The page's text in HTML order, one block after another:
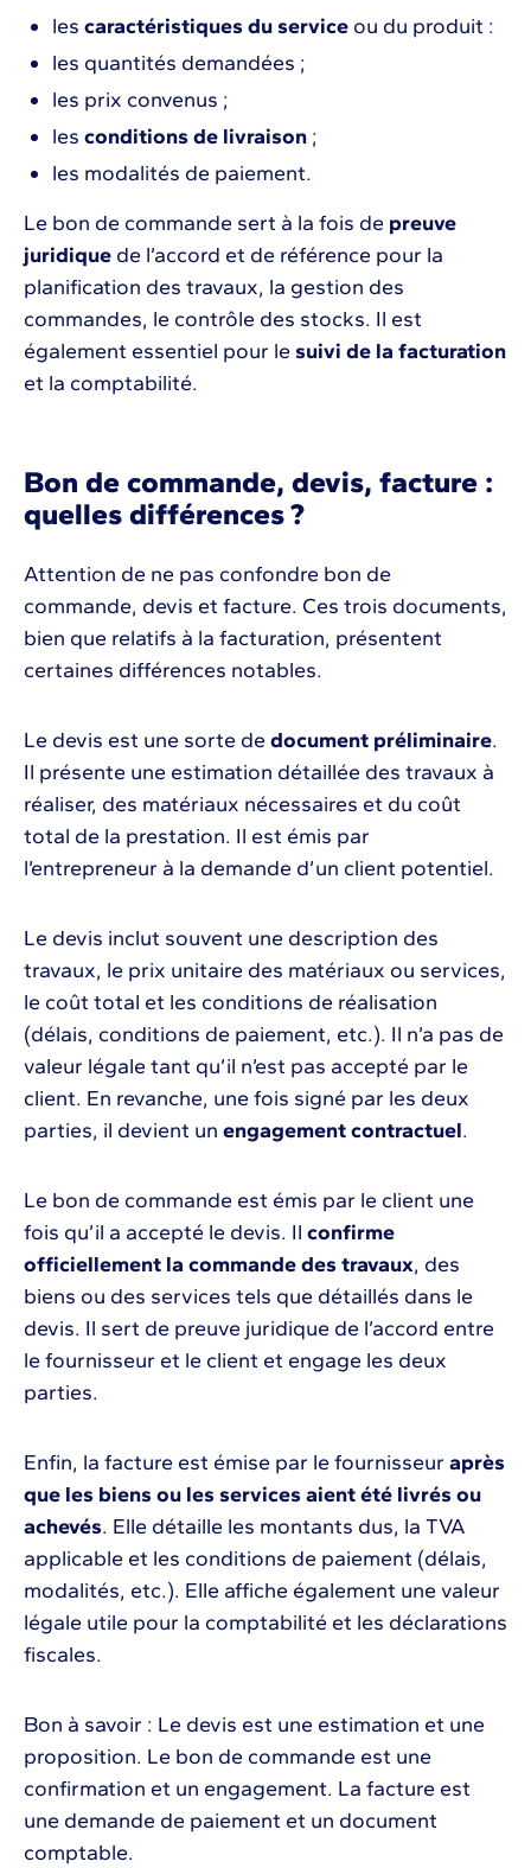
les caractéristiques du service ou du produit :
les quantités demandées ;
les prix convenus ;
les conditions de livraison ;
les modalités de paiement.
Le bon de commande sert à la fois de preuve
juridique de l’accord et de référence pour la
planification des travaux, la gestion des
commandes, le contrôle des stocks. Il est
également essentiel pour le suivi de la facturation
et la comptabilité.
Bon de commande, devis, facture :
quelles différences ?
Attention de ne pas confondre bon de
commande, devis et facture. Ces trois documents,
bien que relatifs à la facturation, présentent
certaines différences notables.
Le devis est une sorte de document préliminaire.
Il présente une estimation détaillée des travaux à
réaliser, des matériaux nécessaires et du coût
total de la prestation. Il est émis par
l’entrepreneur à la demande d’un client potentiel.
Le devis inclut souvent une description des
travaux, le prix unitaire des matériaux ou services,
le coût total et les conditions de réalisation
(délais, conditions de paiement, etc.). Il n’a pas de
valeur légale tant qu’il n’est pas accepté par le
client. En revanche, une fois signé par les deux
parties, il devient un engagement contractuel.
Le bon de commande est émis par le client une
fois qu’il a accepté le devis. Il confirme
officiellement la commande des travaux, des
biens ou des services tels que détaillés dans le
devis. Il sert de preuve juridique de l’accord entre
le fournisseur et le client et engage les deux
parties.
Enfin, la facture est émise par le fournisseur après
que les biens ou les services aient été livrés ou
achevés. Elle détaille les montants dus, la TVA
applicable et les conditions de paiement (délais,
modalités, etc.). Elle affiche également une valeur
légale utile pour la comptabilité et les déclarations
fiscales.
Bon à savoir : Le devis est une estimation et une
proposition. Le bon de commande est une
confirmation et un engagement. La facture est
une demande de paiement et un document
comptable.